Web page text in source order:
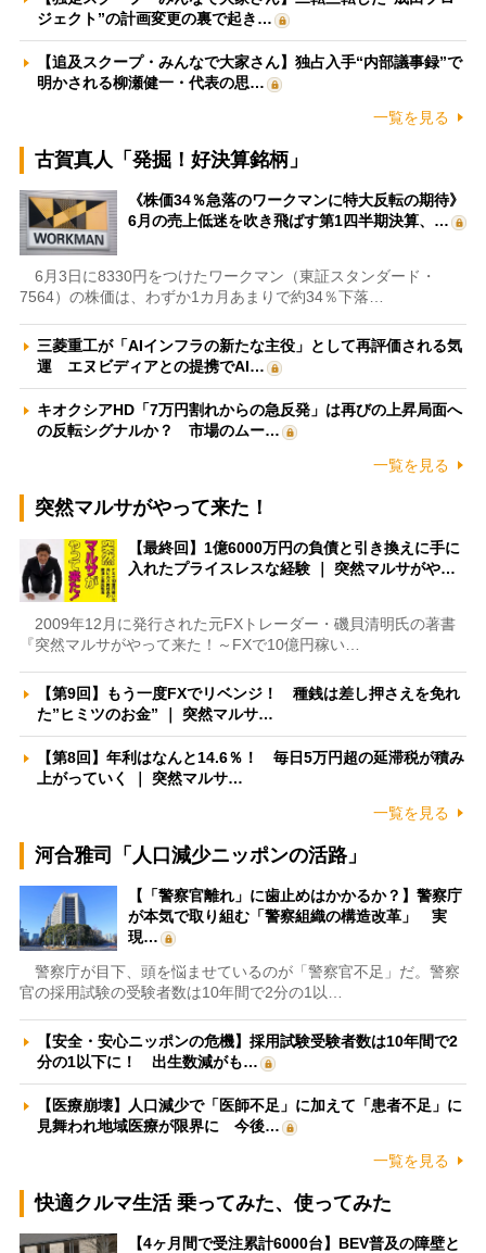
ジェクト”の計画変更の裏で起き…
【追及スクープ・みんなで大家さん】独占入手“内部議事録”で
明かされる柳瀬健一・代表の思…
一覧を見る
古賀真人「発掘！好決算銘柄」
《株価34％急落のワークマンに特大反転の期待》
6月の売上低迷を吹き飛ばす第1四半期決算、…
6月3日に8330円をつけたワークマン（東証スタンダード・
7564）の株価は、わずか1カ月あまりで約34％下落…
三菱重工が「AIインフラの新たな主役」として再評価される気
運 エヌビディアとの提携でAI…
キオクシアHD「7万円割れからの急反発」は再びの上昇局面へ
の反転シグナルか？ 市場のムー…
一覧を見る
突然マルサがやって来た！
【最終回】1億6000万円の負債と引き換えに手に
入れたプライスレスな経験 ｜ 突然マルサがや…
2009年12月に発行された元FXトレーダー・磯貝清明氏の著書
『突然マルサがやって来た！～FXで10億円稼い…
【第9回】もう一度FXでリベンジ！ 種銭は差し押さえを免れ
た”ヒミツのお金” ｜ 突然マルサ…
【第8回】年利はなんと14.6％！ 毎日5万円超の延滞税が積み
上がっていく ｜ 突然マルサ…
一覧を見る
河合雅司「人口減少ニッポンの活路」
【「警察官離れ」に歯止めはかかるか？】警察庁
が本気で取り組む「警察組織の構造改革」 実
現…
警察庁が目下、頭を悩ませているのが「警察官不足」だ。警察
官の採用試験の受験者数は10年間で2分の1以…
【安全・安心ニッポンの危機】採用試験受験者数は10年間で2
分の1以下に！ 出生数減がも…
【医療崩壊】人口減少で「医師不足」に加えて「患者不足」に
見舞われ地域医療が限界に 今後…
一覧を見る
快適クルマ生活 乗ってみた、使ってみた
【4ヶ月間で受注累計6000台】BEV普及の障壁と